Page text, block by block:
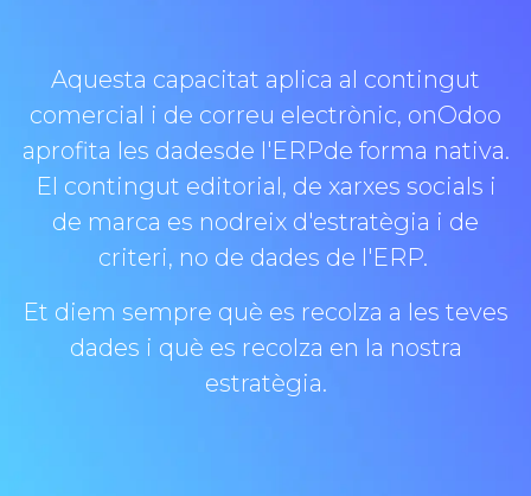
Aquesta capacitat aplica al contingut
comercial i de correu electrònic, onOdoo
aprofita les dadesde l'ERPde forma nativa.
El contingut editorial, de xarxes socials i
de marca es nodreix d'estratègia i de
criteri, no de dades de l'ERP.
Et diem sempre què es recolza a les teves
dades i què es recolza en la nostra
estratègia.